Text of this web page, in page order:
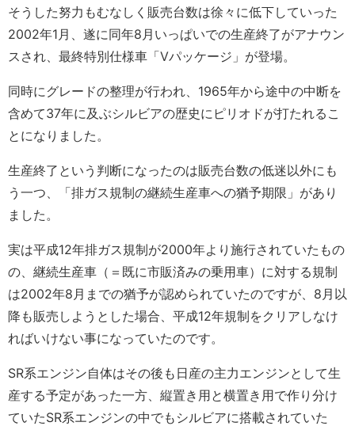
そうした努力もむなしく販売台数は徐々に低下していった
2002年1月、遂に同年8月いっぱいでの生産終了がアナウン
スされ、最終特別仕様車「Vパッケージ」が登場。
同時にグレードの整理が行われ、1965年から途中の中断を
含めて37年に及ぶシルビアの歴史にピリオドが打たれるこ
とになりました。
生産終了という判断になったのは販売台数の低迷以外にも
う一つ、「排ガス規制の継続生産車への猶予期限」があり
ました。
実は平成12年排ガス規制が2000年より施行されていたもの
の、継続生産車（＝既に市販済みの乗用車）に対する規制
は2002年8月までの猶予が認められていたのですが、8月以
降も販売しようとした場合、平成12年規制をクリアしなけ
ればいけない事になっていたのです。
SR系エンジン自体はその後も日産の主力エンジンとして生
産する予定があった一方、縦置き用と横置き用で作り分け
ていたSR系エンジンの中でもシルビアに搭載されていた